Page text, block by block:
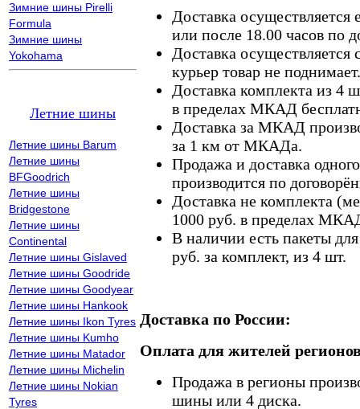
Зимние шины Pirelli
Formula
Зимние шины
Yokohama
Летние шины
Летние шины Barum
Летние шины
BFGoodrich
Летние шины
Bridgestone
Летние шины
Continental
Летние шины Gislaved
Летние шины Goodride
Летние шины Goodyear
Летние шины Hankook
Летние шины Ikon Tyres
Летние шины Kumho
Летние шины Matador
Летние шины Michelin
Летние шины Nokian
Tyres
Доставка осуществляется
или после 18.00 часов по
Доставка осуществляется
курьер товар не поднимает.
Доставка комплекта из 4
в пределах МКАД
Доставка за МКАД
за 1 км от МКАДа.
Продажа и доставка
производится по
Доставка не комплекта
1000 руб. в пределах
В наличии есть пакеты
руб. за комплект, из 4 шт.
Доставка по России:
Оплата для жителей
Продажа в регионы
шины или 4 диска.